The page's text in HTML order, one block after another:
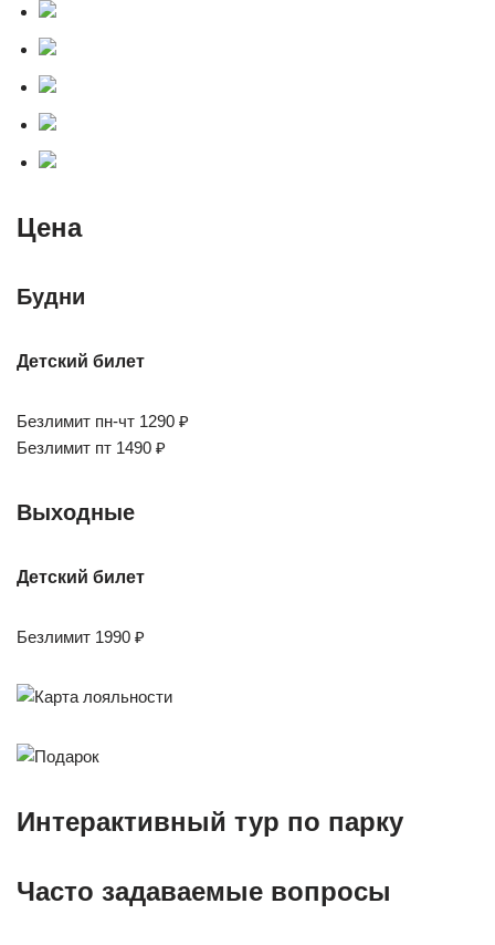
Цена
Будни
Детский билет
Безлимит пн-чт 1290 ₽
Безлимит пт 1490 ₽
Выходные
Детский билет
Безлимит 1990 ₽
Интерактивный тур по парку
Часто задаваемые вопросы